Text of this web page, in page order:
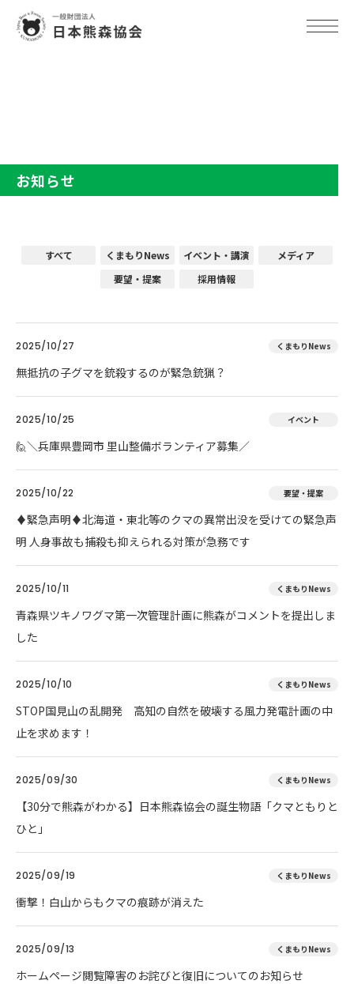
お知らせ
すべて くまもりNews イベント・講演
メディア
要望・提案
採用情報
2025/10/27 くまもりNews
無抵抗の子グマを銃殺するのが緊急銃猟？
2025/10/25 イベント
🙋＼兵庫県豊岡市 里山整備ボランティア募集／
2025/10/22 要望・提案
♦️緊急声明♦️北海道・東北等のクマの異常出没を受けての緊急声
明 人身事故も捕殺も抑えられる対策が急務です
2025/10/11 くまもりNews
青森県ツキノワグマ第一次管理計画に熊森がコメントを提出しま
した
2025/10/10 くまもりNews
STOP国見山の乱開発 高知の自然を破壊する風力発電計画の中
止を求めます！
2025/09/30 くまもりNews
【30分で熊森がわかる】日本熊森協会の誕生物語「クマともりと
ひと」
2025/09/19 くまもりNews
衝撃！白山からもクマの痕跡が消えた
2025/09/13 くまもりNews
ホームページ閲覧障害のお詫びと復旧についてのお知らせ